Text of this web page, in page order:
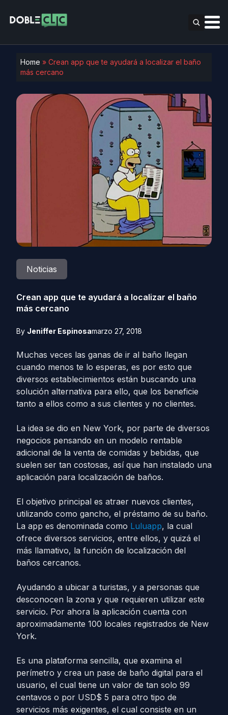
Home » Crean app que te ayudará a localizar el baño
más cercano
Noticias
Crean app que te ayudará a localizar el baño
más cercano
By Jeniffer Espinosamarzo 27, 2018
Muchas veces las ganas de ir al baño llegan
cuando menos te lo esperas, es por esto que
diversos establecimientos están buscando una
solución alternativa para ello, que los beneficie
tanto a ellos como a sus clientes y no clientes.
La idea se dio en New York, por parte de diversos
negocios pensando en un modelo rentable
adicional de la venta de comidas y bebidas, que
suelen ser tan costosas, así que han instalado una
aplicación para localización de baños.
El objetivo principal es atraer nuevos clientes,
utilizando como gancho, el préstamo de su baño.
La app es denominada como Luluapp, la cual
ofrece diversos servicios, entre ellos, y quizá el
más llamativo, la función de localización del
baños cercanos.
Ayudando a ubicar a turistas, y a personas que
desconocen la zona y que requieren utilizar este
servicio. Por ahora la aplicación cuenta con
aproximadamente 100 locales registrados de New
York.
Es una plataforma sencilla, que examina el
perímetro y crea un pase de baño digital para el
usuario, el cual tiene un valor de tan solo 99
centavos o por USD$ 5 para otro tipo de
servicios más exigentes, el cual consiste en un